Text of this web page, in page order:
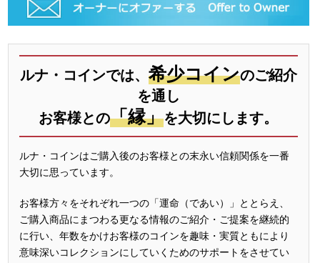
ルナ・コインでは、 希少コインのご紹介
を通し
お客様との「縁」を大切にします。
ルナ・コインはご購入後のお客様との末永い信頼関係を一番
大切に思っています。
お客様方々をそれぞれ一つの「運命（であい）」ととらえ、
ご購入商品にまつわる更なる情報のご紹介・ご提案を継続的
に行い、年数をかけお客様のコインを趣味・実質ともにより
意味深いコレクションにしていくためのサポートをさせてい